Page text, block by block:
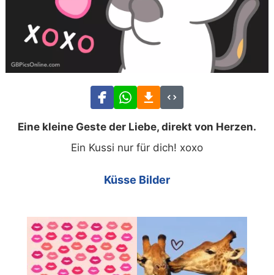
Eine kleine Geste der Liebe, direkt von Herzen.
Ein Kussi nur für dich! xoxo
Küsse Bilder